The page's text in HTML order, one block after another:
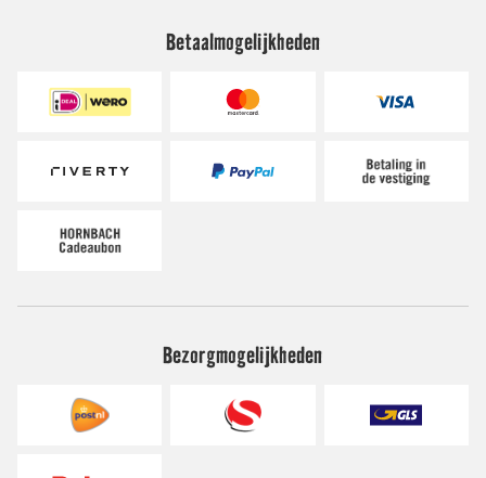
Betaalmogelijkheden
Bezorgmogelijkheden